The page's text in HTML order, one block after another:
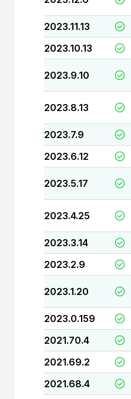
2023.11.13
2023.10.13
2023.9.10
2023.8.13
2023.7.9
2023.6.12
2023.5.17
2023.4.25
2023.3.14
2023.2.9
2023.1.20
2023.0.159
2021.70.4
2021.69.2
2021.68.4